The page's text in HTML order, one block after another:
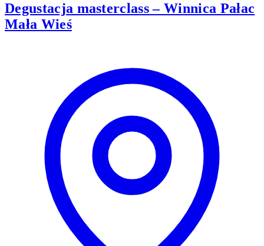
Degustacja masterclass – Winnica Pałac
Mała Wieś